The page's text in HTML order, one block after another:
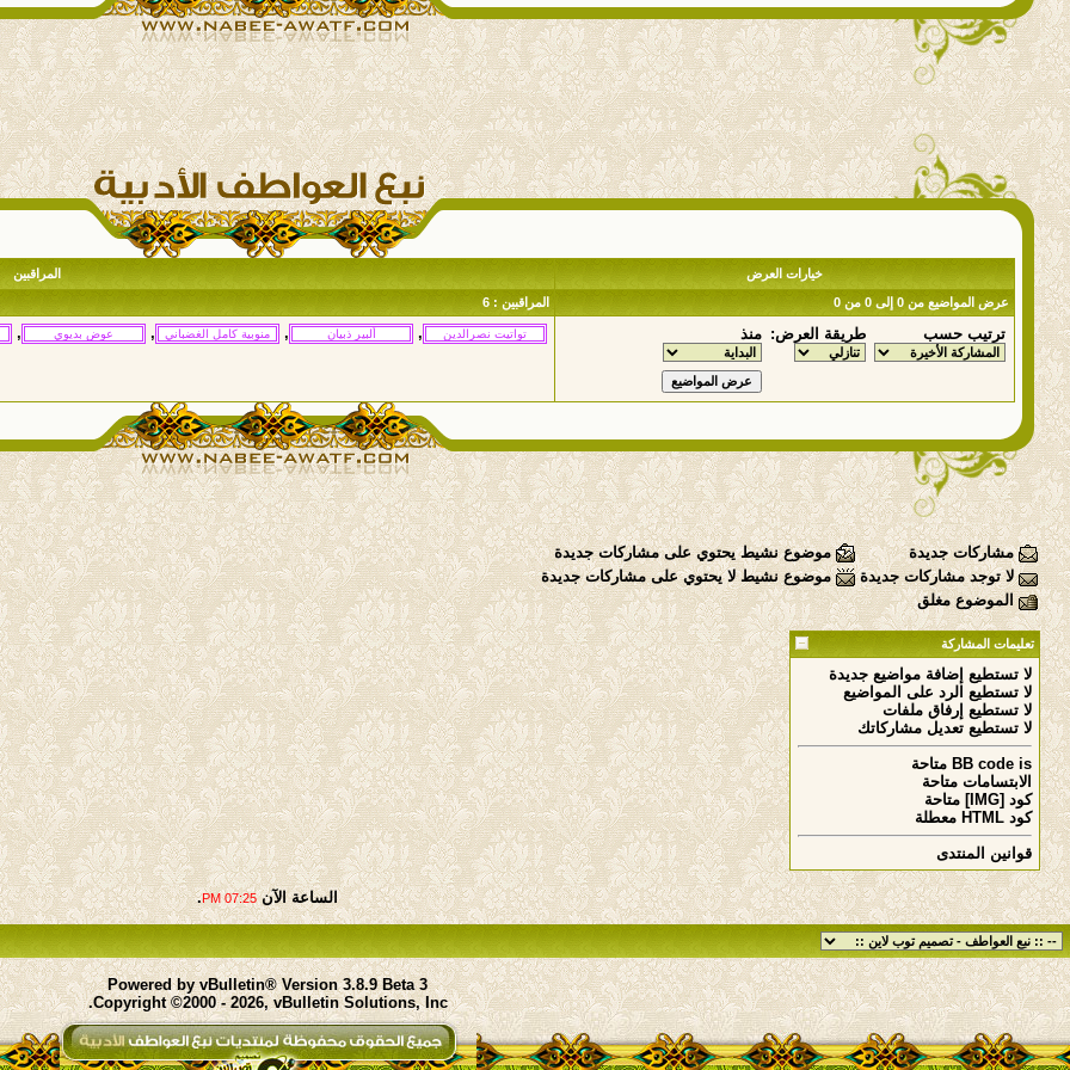
خيارات العرض
المراقبين
عرض المواضيع من 0 إلى 0 من 0
المراقبين : 6
ترتيب حسب طريقة العرض: منذ ,
,
,
,
مشاركات جديدة
موضوع نشيط يحتوي على مشاركات جديدة
لا توجد مشاركات جديدة
موضوع نشيط لا يحتوي على مشاركات جديدة
الموضوع مغلق
تعليمات المشاركة
لا تستطيع إضافة مواضيع جديدة
لا تستطيع الرد على المواضيع
لا تستطيع إرفاق ملفات
لا تستطيع تعديل مشاركاتك
BB code is
متاحة
الابتسامات متاحة
كود [IMG]
متاحة
كود HTML
معطلة
قوانين المنتدى
الساعة الآن07:25 PM
.
Powered by vBulletin® Version 3.8.9 Beta 3
Copyright ©2000 - 2026, vBulletin Solutions, Inc.